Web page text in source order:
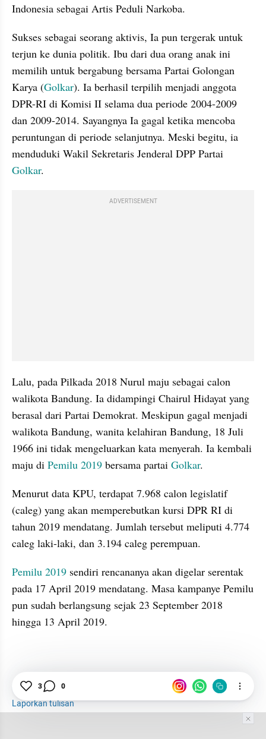
Indonesia sebagai Artis Peduli Narkoba.
Sukses sebagai seorang aktivis, Ia pun tergerak untuk
terjun ke dunia politik. Ibu dari dua orang anak ini
memilih untuk bergabung bersama Partai Golongan
Karya (Golkar). Ia berhasil terpilih menjadi anggota
DPR-RI di Komisi II selama dua periode 2004-2009
dan 2009-2014. Sayangnya Ia gagal ketika mencoba
peruntungan di periode selanjutnya. Meski begitu, ia
Golkar.
ADVERTISEMENT
Lalu, pada Pilkada 2018 Nurul maju sebagai calon
walikota Bandung. Ia didampingi Chairul Hidayat yang
berasal dari Partai Demokrat. Meskipun gagal menjadi
walikota Bandung, wanita kelahiran Bandung, 18 Juli
1966 ini tidak mengeluarkan kata menyerah. Ia kembali
maju di Pemilu 2019 bersama partai Golkar.
Menurut data KPU, terdapat 7.968 calon legislatif
(caleg) yang akan memperebutkan kursi DPR RI di
tahun 2019 mendatang. Jumlah tersebut meliputi 4.774
caleg laki-laki, dan 3.194 caleg perempuan.
Pemilu 2019 sendiri rencananya akan digelar serentak
pada 17 April 2019 mendatang. Masa kampanye Pemilu
pun sudah berlangsung sejak 23 September 2018
hingga 13 April 2019.
Pemilu 2019
Laporkan tulisan
3 0